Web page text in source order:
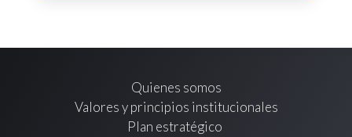
Quienes somos
Valores y principios institucionales
Plan estratégico